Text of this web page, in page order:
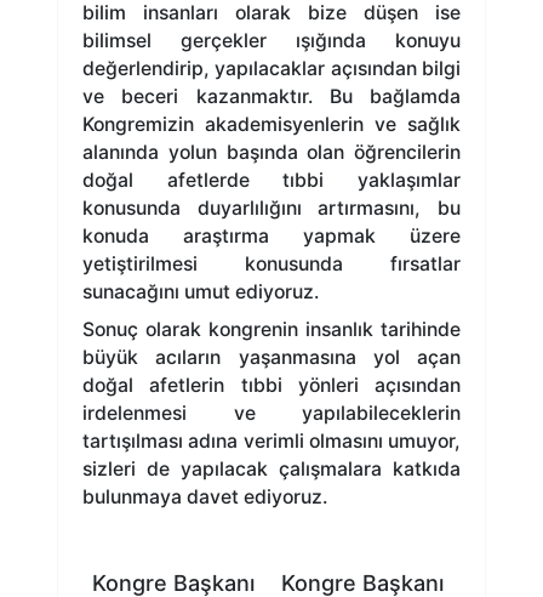
bilim insanları olarak bize düşen ise
bilimsel gerçekler ışığında konuyu
değerlendirip, yapılacaklar açısından bilgi
ve beceri kazanmaktır. Bu bağlamda
Kongremizin akademisyenlerin ve sağlık
alanında yolun başında olan öğrencilerin
doğal afetlerde tıbbi yaklaşımlar
konusunda duyarlılığını artırmasını, bu
konuda araştırma yapmak üzere
yetiştirilmesi konusunda fırsatlar
sunacağını umut ediyoruz.
Sonuç olarak kongrenin insanlık tarihinde
büyük acıların yaşanmasına yol açan
doğal afetlerin tıbbi yönleri açısından
irdelenmesi ve yapılabileceklerin
tartışılması adına verimli olmasını umuyor,
sizleri de yapılacak çalışmalara katkıda
bulunmaya davet ediyoruz.
Kongre Başkanı Kongre Başkanı